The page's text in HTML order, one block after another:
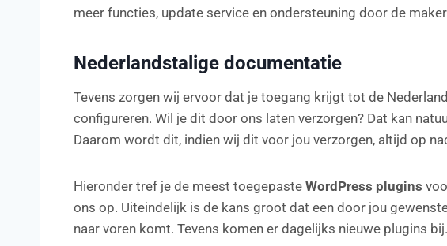
meer functies, update service en ondersteuning door de
Nederlandstalige documentatie
Tevens zorgen wij ervoor dat je toegang krijgt tot de
configureren. Wil je dit door ons laten verzorgen? Dat kan
Daarom wordt dit, indien wij dit voor jou verzorgen, altijd op
Hieronder tref je de meest toegepaste WordPress plugins
ons op. Uiteindelijk is de kans groot dat een door jou
naar voren komt. Tevens komen er dagelijks nieuwe plugins